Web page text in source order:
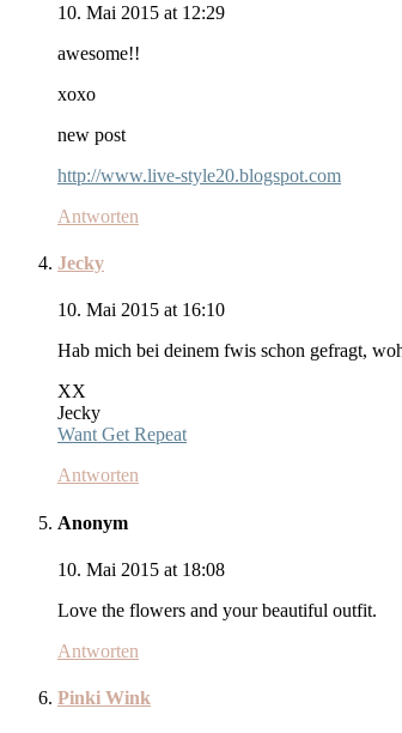
10. Mai 2015 at 12:29
awesome!!
xoxo
new post
http://www.live-style20.blogspot.com
Antworten
Jecky
10. Mai 2015 at 16:10
Hab mich bei deinem fwis schon gefragt,
XX
Jecky
Want Get Repeat
Antworten
Anonym
10. Mai 2015 at 18:08
Love the flowers and your beautiful outfit.
Antworten
Pinki Wink